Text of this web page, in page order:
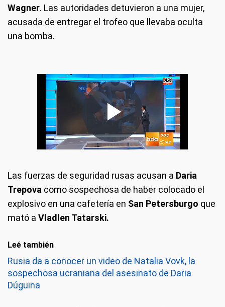
Wagner. Las autoridades detuvieron a una mujer,
acusada de entregar el trofeo que llevaba oculta
una bomba.
Las fuerzas de seguridad rusas acusan a Daria
Trepova como sospechosa de haber colocado el
explosivo en una cafetería en San Petersburgo que
mató a Vladlen Tatarski.
Leé también
Rusia da a conocer un video de Natalia Vovk, la
sospechosa ucraniana del asesinato de Daria
Dúguina